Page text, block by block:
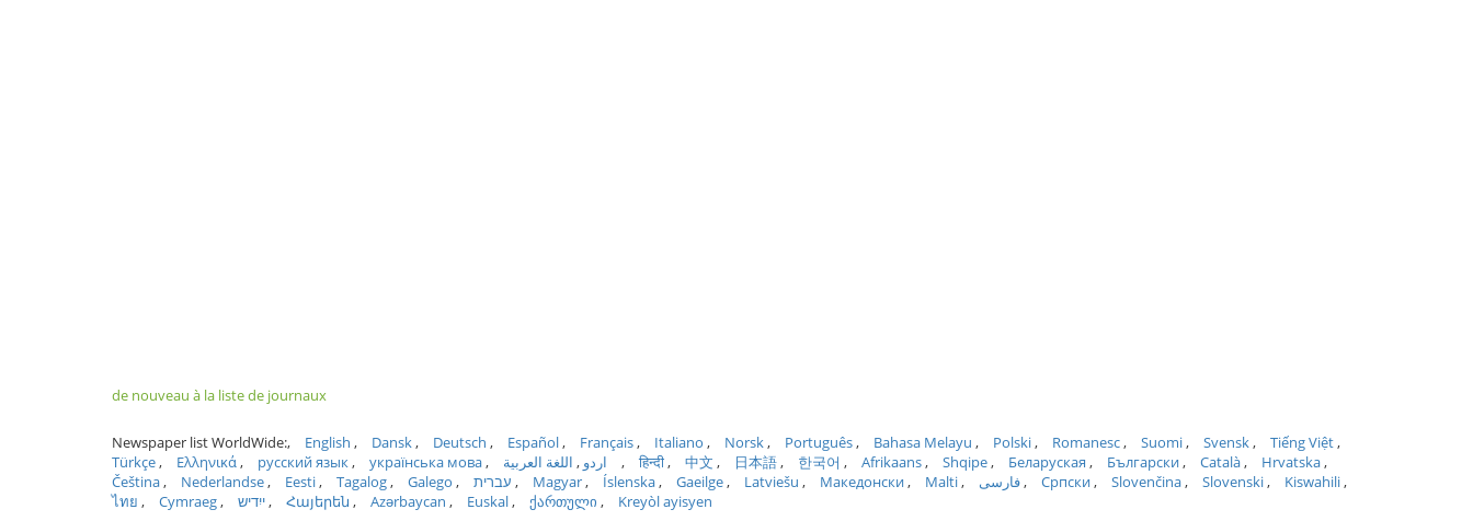
de nouveau à la liste de journaux
Newspaper list WorldWide: English Dansk Deutsch Español Français Italiano Norsk Português Bahasa Melayu Polski Romanesc Suomi Svensk
Tiếng Việt
Türkçe
Ελληνικά русский язык українська мова اردو اللغة العربية हिन्दी 中文 日本語 한국어 Afrikaans Shqipe Беларуская Български Català
Hrvatska
Čeština
Nederlandse Eesti Tagalog Galego עברית Magyar Íslenska Gaeilge Latviešu Македонски Malti فارسی Српски Slovenčina Slovenski
Kiswahili
ไทย
Cymraeg ייִדיש Հայերեն Azərbaycan Euskal ქართული Kreyòl ayisyen